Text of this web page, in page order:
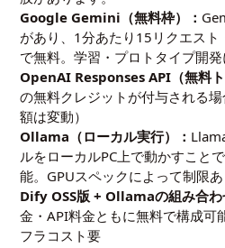
Google Gemini（無料枠）：
があり、1分あたり15リクエス
で無料。学習・プロトタイプ開
OpenAI Responses API（無料ト
の無料クレジットが付与される
額は変動）
Ollama（ローカル実行）：
ルをローカルPC上で動かすこと
能。GPUスペックによって制限あ
Dify OSS版 + Ollamaの組み合わ
金・API料金ともに無料で構成可
フラコスト要